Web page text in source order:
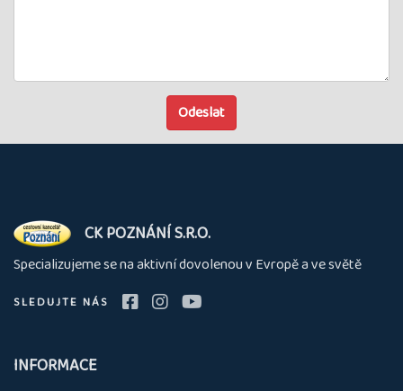
Odeslat
O
nás
CK POZNÁNÍ S.R.O.
Specializujeme se na aktivní dovolenou v Evropě a ve světě
SLEDUJTE NÁS
INFORMACE